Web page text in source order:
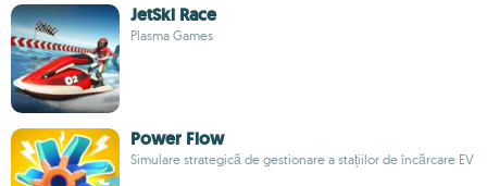
JetSki Race
Plasma Games
Power Flow
Simulare strategică de gestionare a stațiilor de încărcare EV